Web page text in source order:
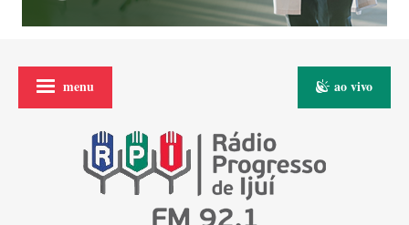
menu ao vivo